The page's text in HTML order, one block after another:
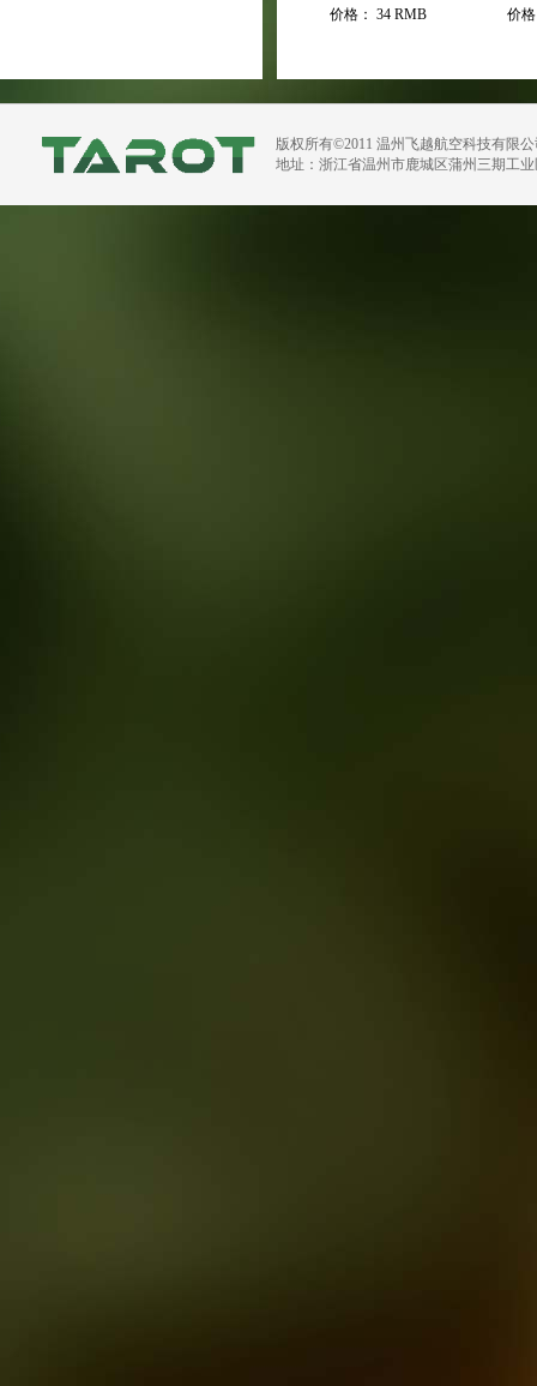
价格： 34 RMB 价
版权所有©2011 温州飞越航空科技有限
地址：浙江省温州市鹿城区蒲州三期工业